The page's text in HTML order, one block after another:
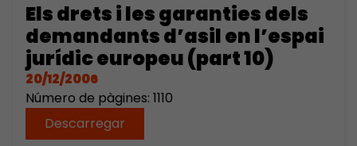
Els drets i les garanties dels
demandants d’asil en l’espai
jurídic europeu (part 10)
20/12/2006
Número de pàgines: 1110
Descarregar